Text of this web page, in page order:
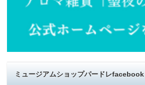
ミュージアムショップパードレfacebook